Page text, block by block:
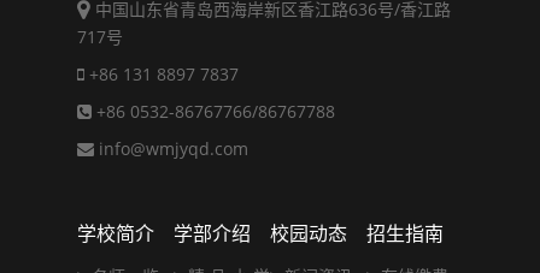
中国山东省青岛西海岸新区香江路636号/香江路
717号
+86 131 8897 7837
+86 0532-86767766/86767788
info@wmjyqd.com
学校简介 学部介绍 校园动态 招生指南